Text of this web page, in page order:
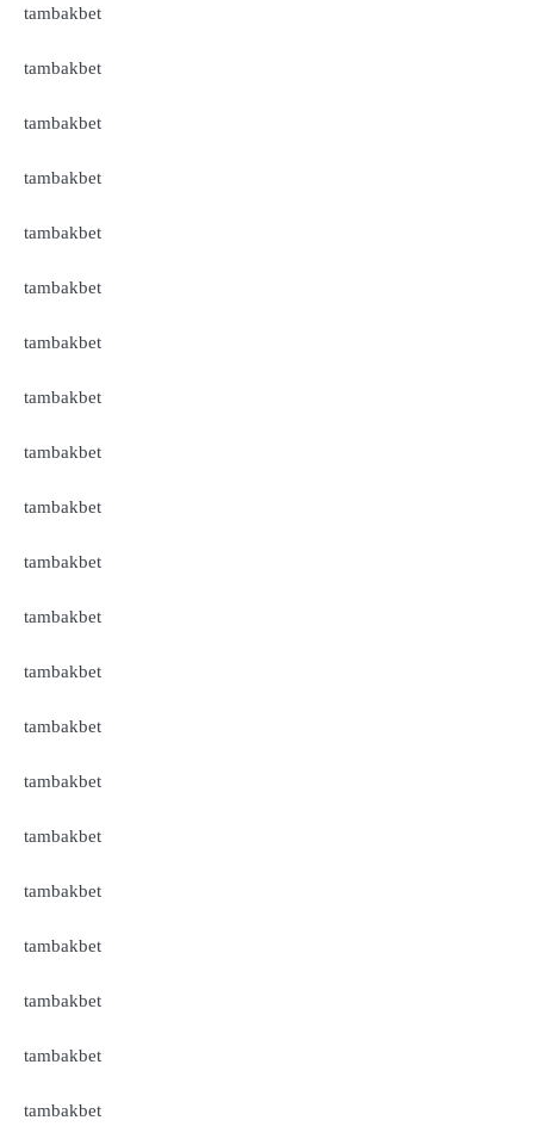
tambakbet
tambakbet
tambakbet
tambakbet
tambakbet
tambakbet
tambakbet
tambakbet
tambakbet
tambakbet
tambakbet
tambakbet
tambakbet
tambakbet
tambakbet
tambakbet
tambakbet
tambakbet
tambakbet
tambakbet
tambakbet